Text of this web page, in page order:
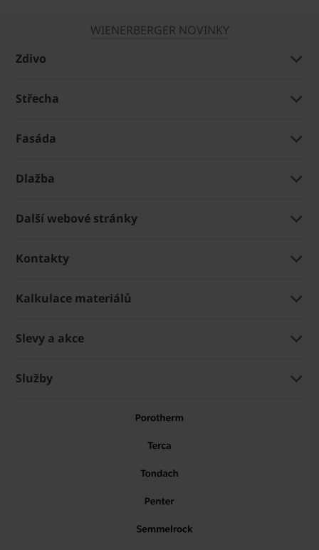
WIENERBERGER NOVINKY
Zdivo
Střecha
Fasáda
Dlažba
Další webové stránky
Kontakty
Kalkulace materiálů
Slevy a akce
Služby